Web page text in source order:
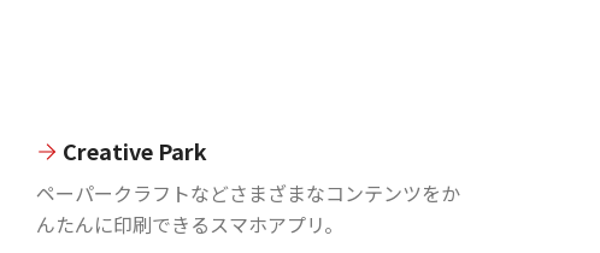
Creative Park
ペーパークラフトなどさまざまなコンテンツをか
んたんに印刷できるスマホアプリ。